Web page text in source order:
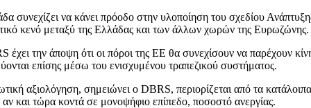
συνεχίζει να κάνει πρόοδο στην υλοποίηση του σχεδίου Ανάπτυξης
κενό μεταξύ της Ελλάδας και των άλλων χωρών της Ευρωζώνης.
έχει την άποψη ότι οι πόροι της ΕΕ θα συνεχίσουν να παρέχουν
επίσης μέσω του ενισχυμένου τραπεζικού συστήματος.
αξιολόγηση, σημειώνει ο DBRS, περιορίζεται από τα
και τώρα κοντά σε μονοψήφιο επίπεδο, ποσοστό ανεργίας.